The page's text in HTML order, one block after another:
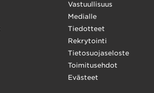
Vastuullisuus
Medialle
Tiedotteet
Rekrytointi
Tietosuojaseloste
Toimitusehdot
Evästeet